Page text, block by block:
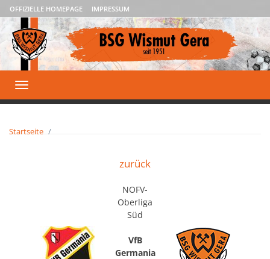
OFFIZIELLE HOMEPAGE IMPRESSUM
Toggle
navigation
Startseite
zurück
NOFV-
Oberliga
Süd
VfB
Germania